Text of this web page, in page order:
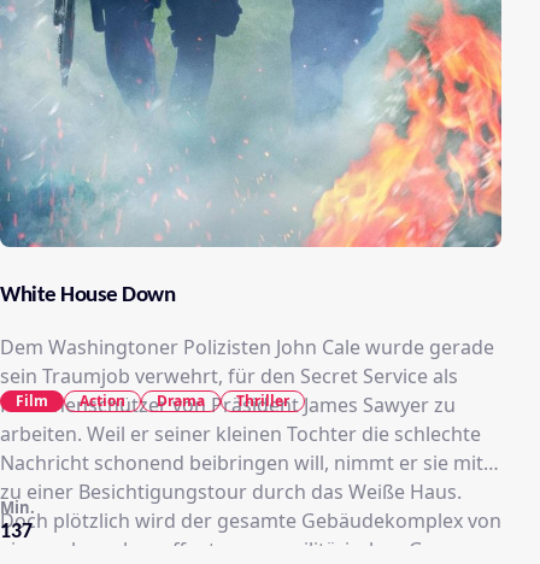
White House Down
Dem Washingtoner Polizisten John Cale wurde gerade
sein Traumjob verwehrt, für den Secret Service als
Personenschützer von Präsident James Sawyer zu
arbeiten. Weil er seiner kleinen Tochter die schlechte
Nachricht schonend beibringen will, nimmt er sie mit
zu einer Besichtigungstour durch das Weiße Haus.
Doch plötzlich wird der gesamte Gebäudekomplex von
einer schwer bewaffneten paramilitärischen Gruppe
137
Min.
Film Action Drama Thriller